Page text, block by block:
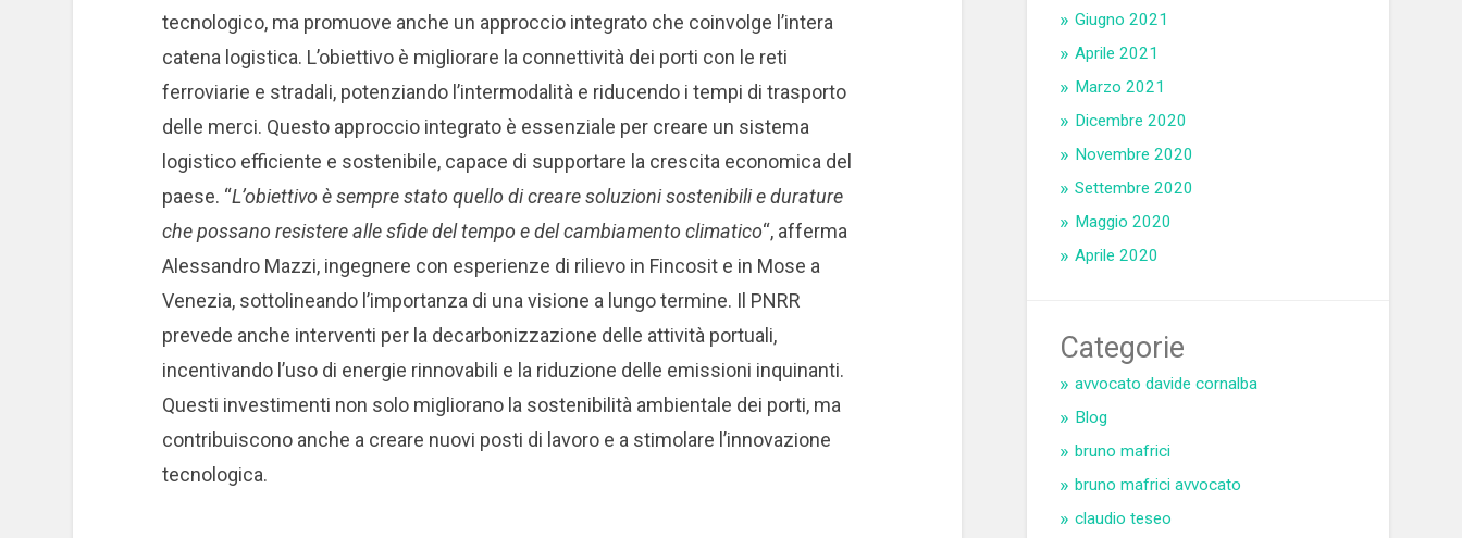
tecnologico, ma promuove anche un approccio integrato che coinvolge l’intera
catena logistica. L’obiettivo è migliorare la connettività dei porti con le reti
ferroviarie e stradali, potenziando l’intermodalità e riducendo i tempi di trasporto
delle merci. Questo approccio integrato è essenziale per creare un sistema
logistico efficiente e sostenibile, capace di supportare la crescita economica del
paese. “L’obiettivo è sempre stato quello di creare soluzioni sostenibili e durature
che possano resistere alle sfide del tempo e del cambiamento climatico“, afferma
Alessandro Mazzi, ingegnere con esperienze di rilievo in Fincosit e in Mose a
Venezia, sottolineando l’importanza di una visione a lungo termine. Il PNRR
prevede anche interventi per la decarbonizzazione delle attività portuali,
incentivando l’uso di energie rinnovabili e la riduzione delle emissioni inquinanti.
Questi investimenti non solo migliorano la sostenibilità ambientale dei porti, ma
contribuiscono anche a creare nuovi posti di lavoro e a stimolare l’innovazione
tecnologica.
Giugno 2021
Aprile 2021
Marzo 2021
Dicembre 2020
Novembre 2020
Settembre 2020
Maggio 2020
Aprile 2020
Categorie
avvocato davide cornalba
Blog
bruno mafrici
bruno mafrici avvocato
claudio teseo